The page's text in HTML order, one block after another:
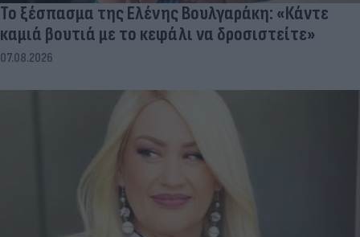
Το ξέσπασμα της Ελένης Βουλγαράκη: «Κάντε
καμιά βουτιά με το κεφάλι να δροσιστείτε»
07.08.2026